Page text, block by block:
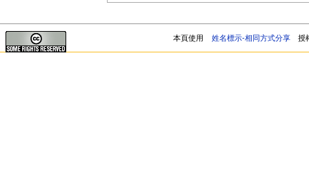
本頁使用 姓名標示-相同方式分享 授